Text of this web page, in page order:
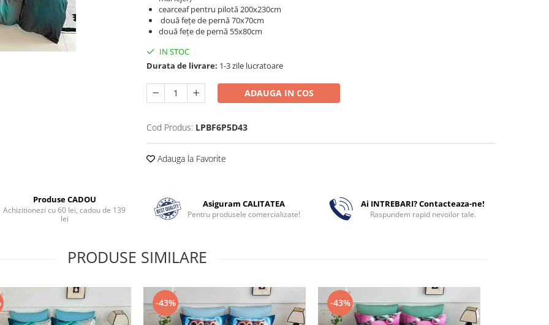
cearceaf pentru pilotă 200x230cm
două fețe de pernă 70x70cm
două fețe de pernă 55x80cm
IN STOC
Durata de livrare: 1-3 zile lucratoare
ADAUGA IN COS
Cod Produs: LPBF6P5D43
Adauga la Favorite
Produse CADOU
Achizitionezi cu 60 lei, cadou de 139
lei
Asiguram CALITATEA
Pentru produsele comercializate!
Ai INTREBARI? Contacteaza-ne!
Raspundem rapid nevoilor tale.
PRODUSE SIMILARE
-43% -43%